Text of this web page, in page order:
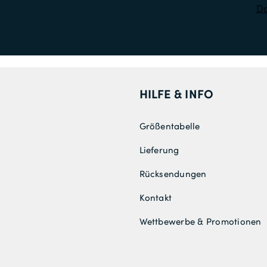
HILFE & INFO
Größentabelle
Lieferung
Rücksendungen
Kontakt
Wettbewerbe & Promotionen